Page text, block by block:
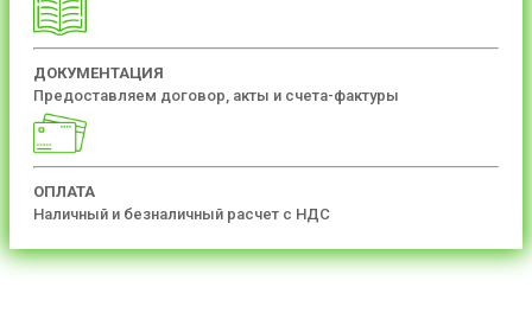
ДОКУМЕНТАЦИЯ
Предоставляем договор, акты и счета-фактуры
ОПЛАТА
Наличный и безналичный расчет с НДС